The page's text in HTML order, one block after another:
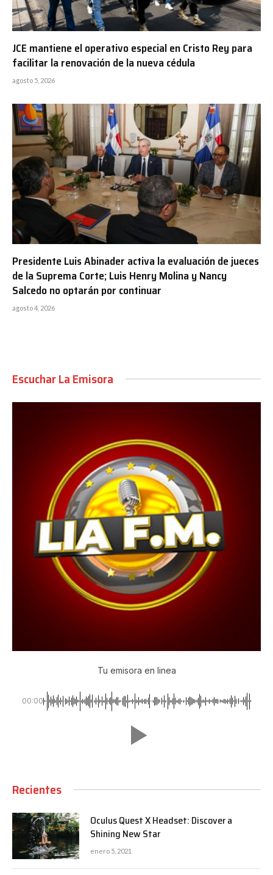
JCE mantiene el operativo especial en Cristo Rey para
facilitar la renovación de la nueva cédula
agosto 5, 2026
Presidente Luis Abinader activa la evaluación de jueces
de la Suprema Corte; Luis Henry Molina y Nancy
Salcedo no optarán por continuar
agosto 4, 2026
Escuchar La Emisora
Tu emisora en linea
00:00
Recientes
Oculus Quest X Headset: Discover a
Shining New Star
enero 5, 2021